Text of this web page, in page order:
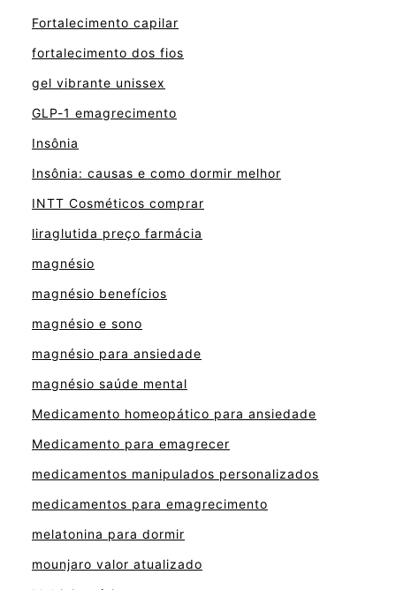
Fortalecimento capilar
fortalecimento dos fios
gel vibrante unissex
GLP-1 emagrecimento
Insônia
Insônia: causas e como dormir melhor
INTT Cosméticos comprar
liraglutida preço farmácia
magnésio
magnésio benefícios
magnésio e sono
magnésio para ansiedade
magnésio saúde mental
Medicamento homeopático para ansiedade
Medicamento para emagrecer
medicamentos manipulados personalizados
medicamentos para emagrecimento
melatonina para dormir
mounjaro valor atualizado